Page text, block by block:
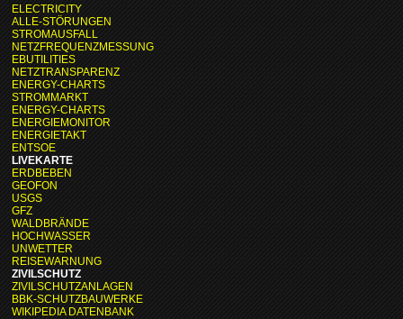
ELECTRICITY
ALLE-STÖRUNGEN
STROMAUSFALL
NETZFREQUENZMESSUNG
EBUTILITIES
NETZTRANSPARENZ
ENERGY-CHARTS
STROMMARKT
ENERGY-CHARTS
ENERGIEMONITOR
ENERGIETAKT
ENTSOE
LIVEKARTE
ERDBEBEN
GEOFON
USGS
GFZ
WALDBRÄNDE
HOCHWASSER
UNWETTER
REISEWARNUNG
ZIVILSCHUTZ
ZIVILSCHUTZANLAGEN
BBK-SCHUTZBAUWERKE
WIKIPEDIA DATENBANK